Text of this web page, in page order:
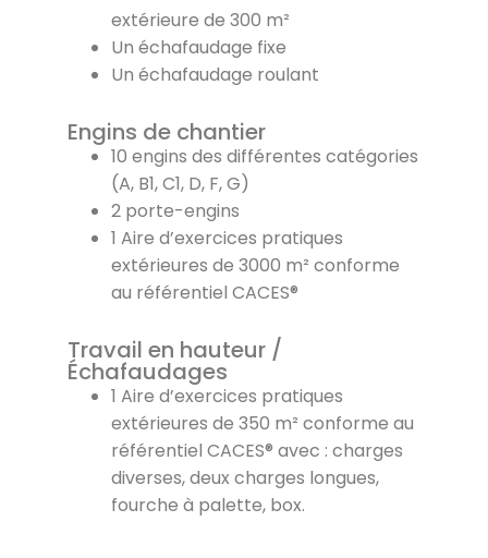
extérieure de 300 m²
Un échafaudage fixe
Un échafaudage roulant
Engins de chantier
10 engins des différentes catégories
(A, B1, C1, D, F, G)
2 porte-engins
1 Aire d’exercices pratiques
extérieures de 3000 m² conforme
au référentiel CACES®
Travail en hauteur /
Échafaudages
1 Aire d’exercices pratiques
extérieures de 350 m² conforme au
référentiel CACES® avec : charges
diverses, deux charges longues,
fourche à palette, box.